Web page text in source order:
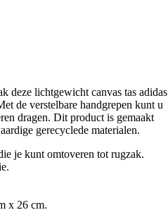
deze lichtgewicht canvas tas adidas
de verstelbare handgrepen kunt u
dragen. Dit product is gemaakt
gerecyclede materialen.
je kunt omtoveren tot rugzak.
x 26 cm.